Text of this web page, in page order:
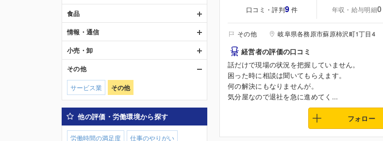
口コミ・評判9 件 年収・給与明細0
その他 岐阜県各務原市蘇原柿沢町1丁目4
経営者の評価の口コミ
話だけで現場の状況を把握していません。
困った時に相談は聞いてもらえます。
何の解決にもなりませんが。
気分屋なので退社を急に進めてく...
フォロー
食品
情報・通信
小売・卸
その他
サービス業 その他
他の評価・労働環境から探す
労働時間の満足度
仕事のやりがい